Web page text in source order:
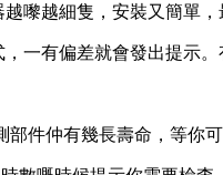
嚟越細隻，安裝又簡單
一有偏差就會發出提示
件仲有幾長壽命，等你可